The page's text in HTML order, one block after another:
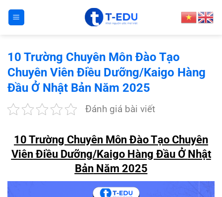
qua
10 Trường Chuyên Môn Đào Tạo
Chuyên Viên Điều Dưỡng/Kaigo Hàng
Đầu Ở Nhật Bản Năm 2025
Đánh giá bài viết
10 Trường Chuyên Môn Đào Tạo Chuyên
ViênĐiều Dưỡng/Kaigo Hàng Đầu ỞNhật
BảnNăm 2025